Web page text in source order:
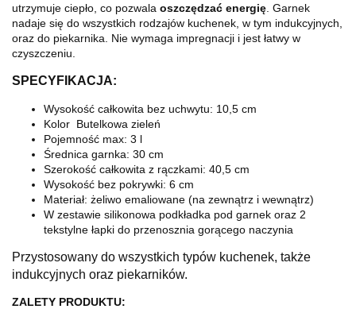
utrzymuje ciepło, co pozwala oszczędzać energię . Garnek
nadaje się do wszystkich rodzajów kuchenek, w tym indukcyjnych,
oraz do piekarnika. Nie wymaga impregnacji i jest łatwy w
czyszczeniu.
SPECYFIKACJA:
Wysokość całkowita bez uchwytu: 10,5 cm
Kolor Butelkowa zieleń
Pojemność max: 3 l
Średnica garnka: 30 cm
Szerokość całkowita z rączkami: 40,5 cm
Wysokość bez pokrywki: 6 cm
Materiał: żeliwo emaliowane (na zewnątrz i wewnątrz)
W zestawie silikonowa podkładka pod garnek oraz 2
tekstylne łapki do przenosznia gorącego naczynia
Przystosowany do wszystkich typów kuchenek, także
indukcyjnych oraz piekarników.
ZALETY PRODUKTU: